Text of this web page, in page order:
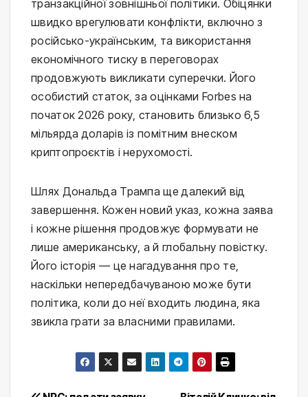
транзакційної зовнішньої політики. Обіцянки
швидко врегулювати конфлікти, включно з
російсько-українським, та використання
економічного тиску в переговорах
продовжують викликати суперечки. Його
особистий статок, за оцінками Forbes на
початок 2026 року, становить близько 6,5
мільярда доларів із помітним внеском
криптопроєктів і нерухомості.
Шлях Дональда Трампа ще далекий від
завершення. Кожен новий указ, кожна заява
і кожне рішення продовжує формувати не
лише американську, а й глобальну повістку.
Його історія — це нагадування про те,
наскільки непередбачуваною може бути
політика, коли до неї входить людина, яка
звикла грати за власними правилами.